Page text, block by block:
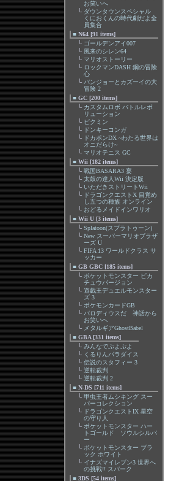
お笑いへ
└ ダウンタウンスペシャル
くにおくんの時代劇だよ全
員集合
■N64 [91 items]
└ ゴールデンアイ007
└ 風来のシレン64
└ マリオストーリー
└ ロックマンDASH 鋼の冒険
心
└ バンジョーとカズーイの大
冒険 2
■GC [200 items]
└ カスタムロボ バトルレボ
リューション
└ ピクミン
└ ドンキーコンガ
└ ドカポンDX ~わたる世界は
オニだらけ~
└ マリオテニス GC
■Wii [182 items]
└ 戦国BASARA3 宴
└ 太鼓の達人Wii 決定版
└ いただきストリートWii
└ ドラゴンクエストX 目覚め
し五つの種族 オンライン
└ おどるメイドインワリオ
■Wii U [3 items]
└ Splatoon(スプラトゥーン)
└ New スーパーマリオブラザ
ーズ U
└ FIFA 13 ワールドクラス サ
ッカー
■GB GBC [185 items]
└ ポケットモンスター ピカ
チュウバージョン
└ 遊戯王デュエルモンスター
ズ 3
└ ポケモンカードGB
└ パロディウスだ 神話から
お笑いへ
└ メタルギアGhostBabel
■GBA [331 items]
└ みんなでぷよぷよ
└ くるりんパラダイス
└ 伝説のスタフィー 3
└ 逆転裁判
└ 逆転裁判 2
■N-DS [711 items]
└ 甲虫王者ムシキング スー
パーコレクション
└ ドラゴンクエストIX 星空
の守り人
└ ポケットモンスター ハー
トゴールド ソウルシルバ
ー
└ ポケットモンスター ブラ
ック ホワイト
└ イナズマイレブン3 世界へ
の挑戦!! スパーク
■3DS [54 items]